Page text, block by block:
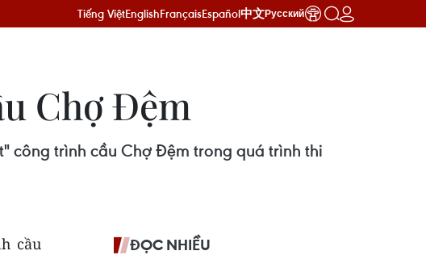
Tiếng ViệtEnglishFrançaisEspañol中文Русский
Chợ Đệm
công trình cầu Chợ Đệm trong quá trình thi
cầu
ĐỌC NHIỀU